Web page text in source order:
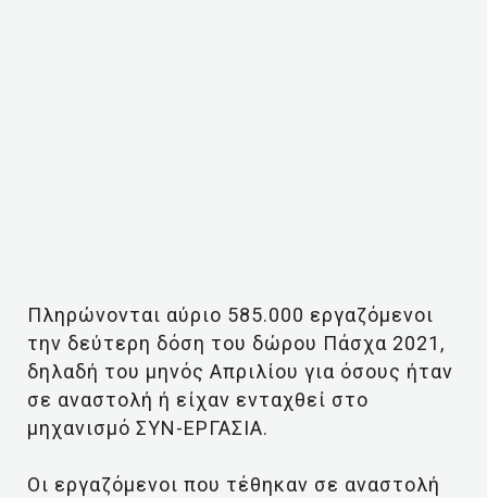
Πληρώνονται αύριο 585.000 εργαζόμενοι
την δεύτερη δόση του δώρου Πάσχα 2021,
δηλαδή του μηνός Απριλίου για όσους ήταν
σε αναστολή ή είχαν ενταχθεί στο
μηχανισμό ΣΥΝ-ΕΡΓΑΣΙΑ.
Οι εργαζόμενοι που τέθηκαν σε αναστολή